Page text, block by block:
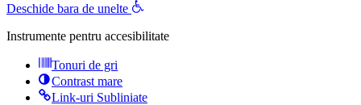
Deschide bara de unelte
Instrumente pentru accesibilitate
Tonuri de gri
Contrast mare
Link-uri Subliniate